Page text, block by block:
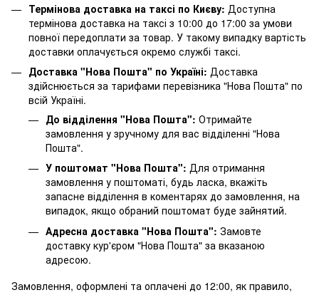
Термінова доставка на таксі по Києву: Доступна
термінова доставка на таксі з 10:00 до 17:00 за умови
повної передоплати за товар. У такому випадку вартість
доставки оплачується окремо службі таксі.
Доставка "Нова Пошта" по Україні: Доставка
здійснюється за тарифами перевізника "Нова Пошта" по
всій Україні.
До відділення "Нова Пошта": Отримайте
замовлення у зручному для вас відділенні "Нова
Пошта".
У поштомат "Нова Пошта": Для отримання
замовлення у поштоматі, будь ласка, вкажіть
запасне відділення в коментарях до замовлення, на
випадок, якщо обраний поштомат буде зайнятий.
Адресна доставка "Нова Пошта": Замовте
доставку кур'єром "Нова Пошта" за вказаною
адресою.
Замовлення, оформлені та оплачені до 12:00, як правило,